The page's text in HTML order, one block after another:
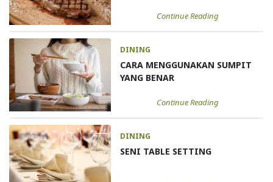
Continue Reading
DINING
CARA MENGGUNAKAN SUMPIT
YANG BENAR
Continue Reading
DINING
SENI TABLE SETTING